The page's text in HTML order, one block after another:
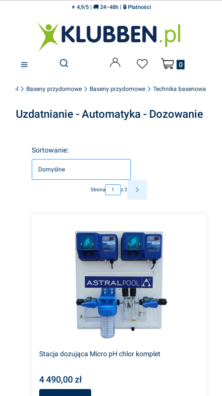
⭐ 4,9/5 | 🚚 24–48h | 🔒 Płatności
Otwórz wyszukiwarkę
Produkty w
Baseny przydomowe Baseny przydomowe Technika basenowa
Uzdatnianie - Automatyka - Dozowanie
Lista produktów
Sortowanie:
Domyślne
Strona z 2
Następne produkty
Stacja dozująca Micro pH chlor komplet
4 490,00 zł